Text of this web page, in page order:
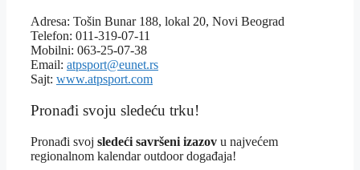
Adresa: Tošin Bunar 188, lokal 20, Novi Beograd
Telefon: 011-319-07-11
Mobilni: 063-25-07-38
Email: atpsport@eunet.rs
Sajt: www.atpsport.com
Pronađi svoju sledeću trku!
Pronađi svoj sledeći savršeni izazov u najvećem
regionalnom kalendar outdoor događaja!